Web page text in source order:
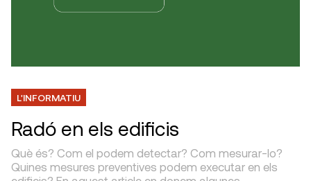
L'INFORMATIU
Radó en els edificis
Què és? Com el podem detectar? Com mesurar-lo?
Quines mesures preventives podem executar en els